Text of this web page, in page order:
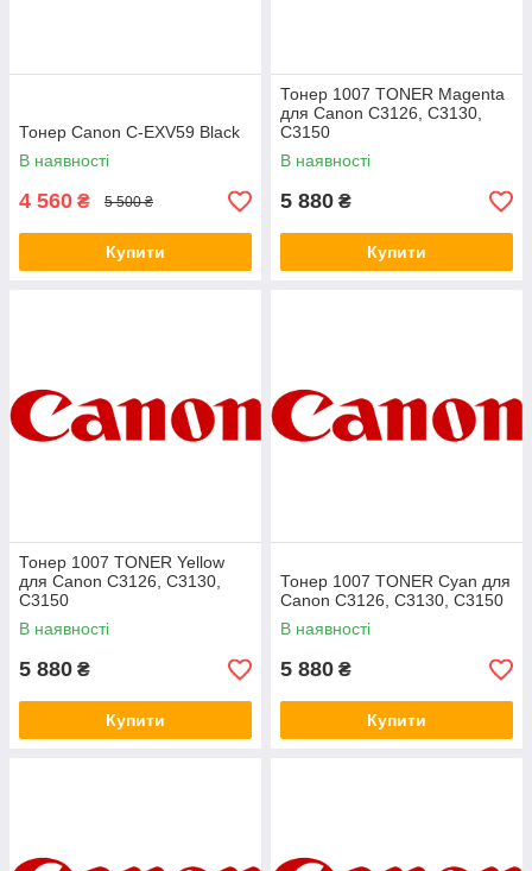
Тонер Canon C-EXV59 Black
В наявності
4 560 ₴ 5 500 ₴
Купити
Тонер 1007 TONER Magenta
для Canon C3126, C3130,
C3150
В наявності
5 880 ₴
Купити
Тонер 1007 TONER Yellow
для Canon C3126, C3130,
C3150
В наявності
5 880 ₴
Купити
Тонер 1007 TONER Cyan для
Canon C3126, C3130, C3150
В наявності
5 880 ₴
Купити